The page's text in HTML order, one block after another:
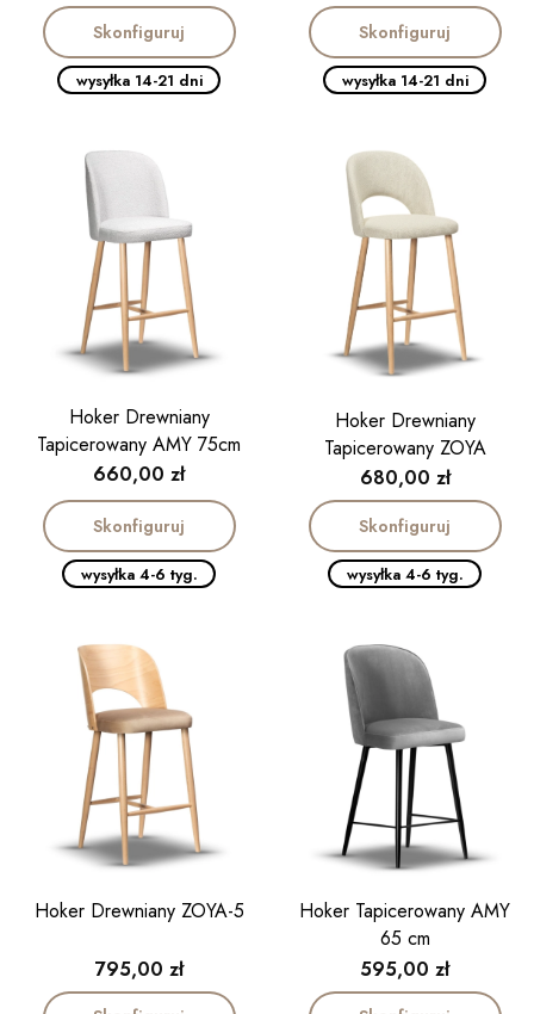
Skonfiguruj
wysyłka 14-21 dni
Skonfiguruj
wysyłka 14-21 dni
Hoker Drewniany
Tapicerowany AMY 75cm
Cena
660,00 zł
Skonfiguruj
wysyłka 4-6 tyg.
Hoker Drewniany
Tapicerowany ZOYA
Cena
680,00 zł
Skonfiguruj
wysyłka 4-6 tyg.
Hoker Drewniany ZOYA-5
Cena
795,00 zł
Hoker Tapicerowany AMY
65 cm
Cena
595,00 zł